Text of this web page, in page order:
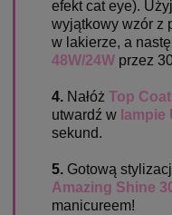
efekt cat eye). Użyj
wyjątkowy wzór z
w lakierze, a
48W/24W przez
4. Nałóż Top
utwardź w lampie
sekund.
5. Gotową
Amazing Shine
manicureem!